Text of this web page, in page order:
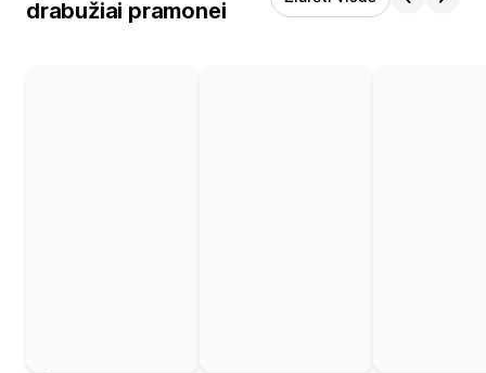
drabužiai pramonei